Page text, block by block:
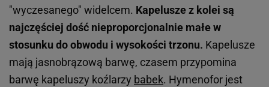
"wyczesanego" widelcem. Kapelusze z kolei są
najczęściej dość nieproporcjonalnie małe w
stosunku do obwodu i wysokości trzonu. Kapelusze
mają jasnobrązową barwę, czasem przypomina
barwę kapeluszy koźlarzy babek. Hymenofor jest